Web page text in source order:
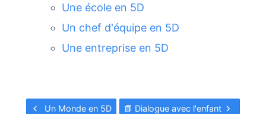
Une école en 5D
Un chef d'équipe en 5D
Une entreprise en 5D
Un Monde en 5D 📗 Dialogue avec l'enfant